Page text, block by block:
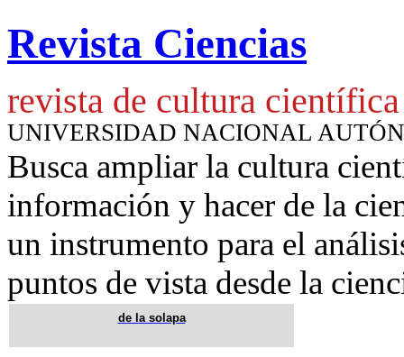
Revista Ciencias
revista de cultura científica
UNIVERSIDAD NACIONAL
Busca ampliar la cultura
información y hacer de la
un instrumento para el
puntos de vista desde la
de la solapa